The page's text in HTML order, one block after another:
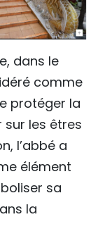
dans le
comme
protéger la
les êtres
l’abbé a
élément
sa
la